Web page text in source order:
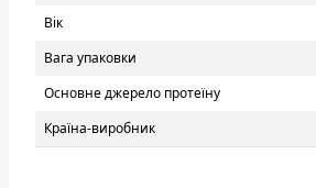
Вік
Вага упаковки
Основне джерело протеїну
Країна-виробник